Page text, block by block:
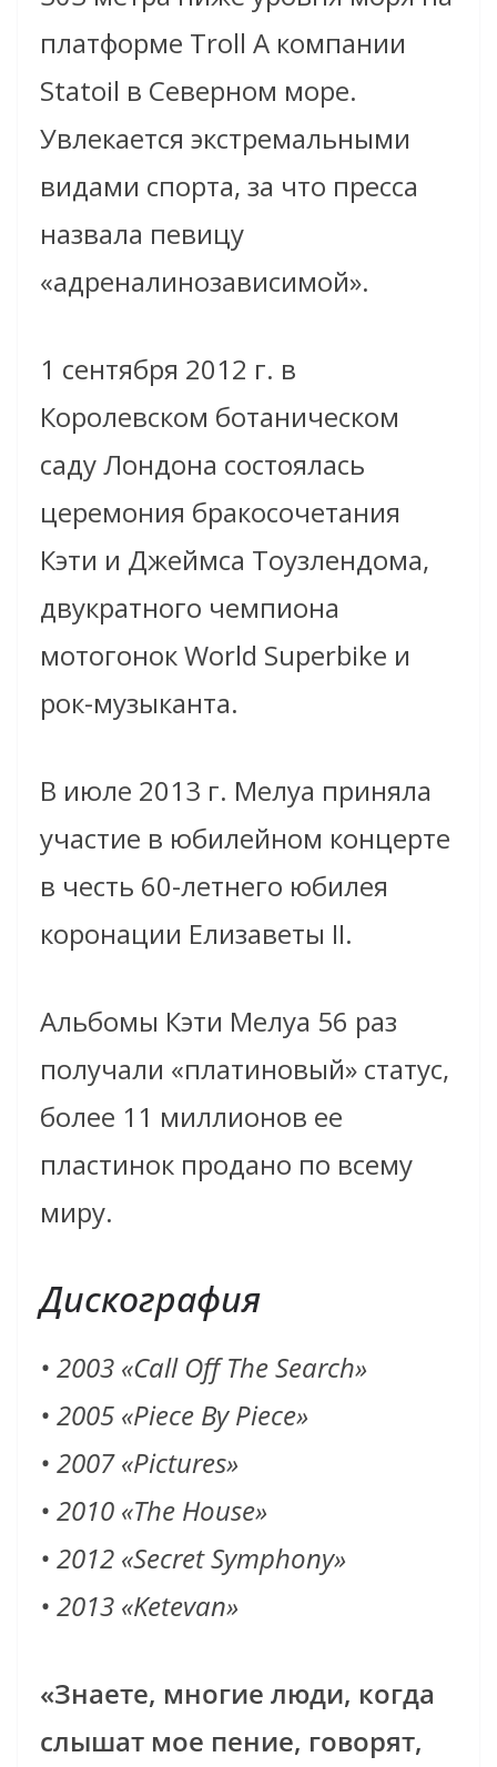
платформе Troll A компании
Statoil в Северном море.
Увлекается экстремальными
видами спорта, за что пресса
назвала певицу
«адреналинозависимой».
1 сентября 2012 г. в
Королевском ботаническом
саду Лондона состоялась
церемония бракосочетания
Кэти и Джеймса Тоузлендома,
двукратного чемпиона
мотогонок World Superbike и
рок-музыканта.
В июле 2013 г. Мелуа приняла
участие в юбилейном концерте
в честь 60-летнего юбилея
коронации Елизаветы II.
Альбомы Кэти Мелуа 56 раз
получали «платиновый» статус,
более 11 миллионов ее
пластинок продано по всему
миру.
Дискография
• 2003 «Call Off The Search»
• 2005 «Piece By Piece»
• 2007 «Pictures»
• 2010 «The House»
• 2012 «Secret Symphony»
• 2013 «Ketevan»
«Знаете, многие люди, когда
слышат мое пение, говорят,